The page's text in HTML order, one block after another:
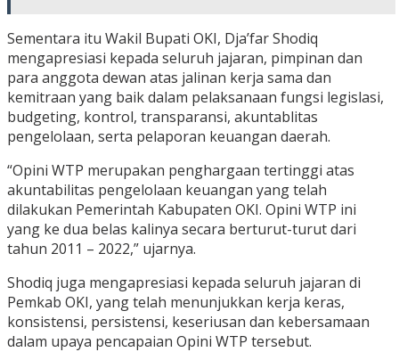
Sementara itu Wakil Bupati OKI, Dja’far Shodiq
mengapresiasi kepada seluruh jajaran, pimpinan dan
para anggota dewan atas jalinan kerja sama dan
kemitraan yang baik dalam pelaksanaan fungsi legislasi,
budgeting, kontrol, transparansi, akuntablitas
pengelolaan, serta pelaporan keuangan daerah.
“Opini WTP merupakan penghargaan tertinggi atas
akuntabilitas pengelolaan keuangan yang telah
dilakukan Pemerintah Kabupaten OKI. Opini WTP ini
yang ke dua belas kalinya secara berturut-turut dari
tahun 2011 – 2022,” ujarnya.
Shodiq juga mengapresiasi kepada seluruh jajaran di
Pemkab OKI, yang telah menunjukkan kerja keras,
konsistensi, persistensi, keseriusan dan kebersamaan
dalam upaya pencapaian Opini WTP tersebut.